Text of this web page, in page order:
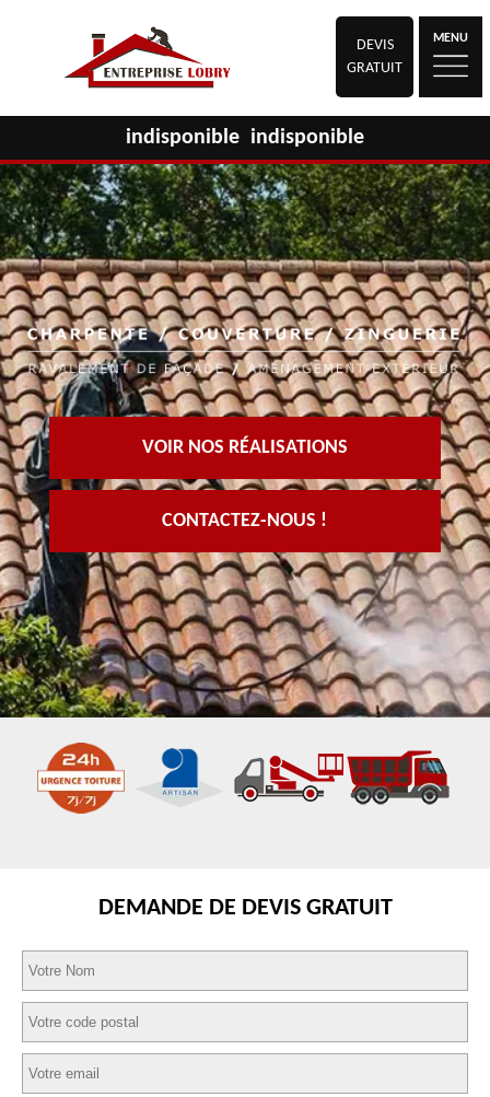
DEVIS
GRATUIT
MENU
indisponible indisponible
VOIR NOS RÉALISATIONS
CONTACTEZ-NOUS !
DEMANDE DE DEVIS GRATUIT